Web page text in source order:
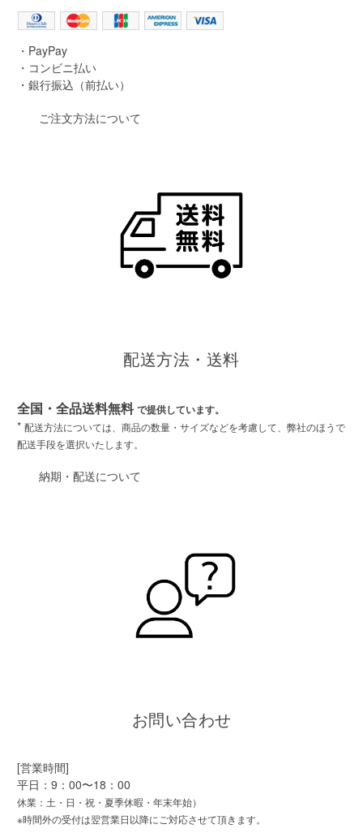
・PayPay
・コンビニ払い
・銀行振込（前払い）
ご注文方法について
配送方法・送料
全国・全品送料無料 で提供しています。
* 配送方法については、商品の数量・サイズなどを考慮して、弊社のほうで
配送手段を選択いたします。
納期・配送について
お問い合わせ
[営業時間]
平日：9：00〜18：00
休業：土・日・祝・夏季休暇・年末年始）
※時間外の受付は翌営業日以降にご対応させて頂きます。